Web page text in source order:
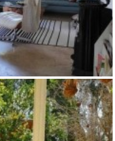
וילה למכירה
וילות,למכירה במכמורת,